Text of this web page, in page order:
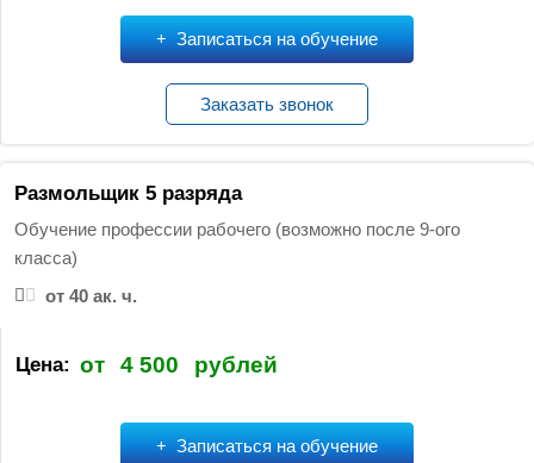
Записаться на обучение
Заказать звонок
Размольщик 5 разряда
Обучение профессии рабочего (возможно после 9-ого
класса)
от 40 ак. ч.
Цена: от 4 500 рублей
Записаться на обучение